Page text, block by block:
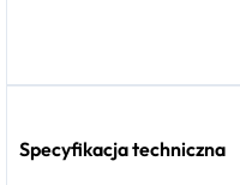
Specyfikacja techniczna